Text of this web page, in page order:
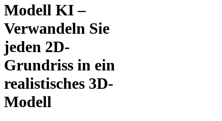
Modell KI –
Verwandeln Sie
jeden 2D-
Grundriss in ein
realistisches 3D-
Modell